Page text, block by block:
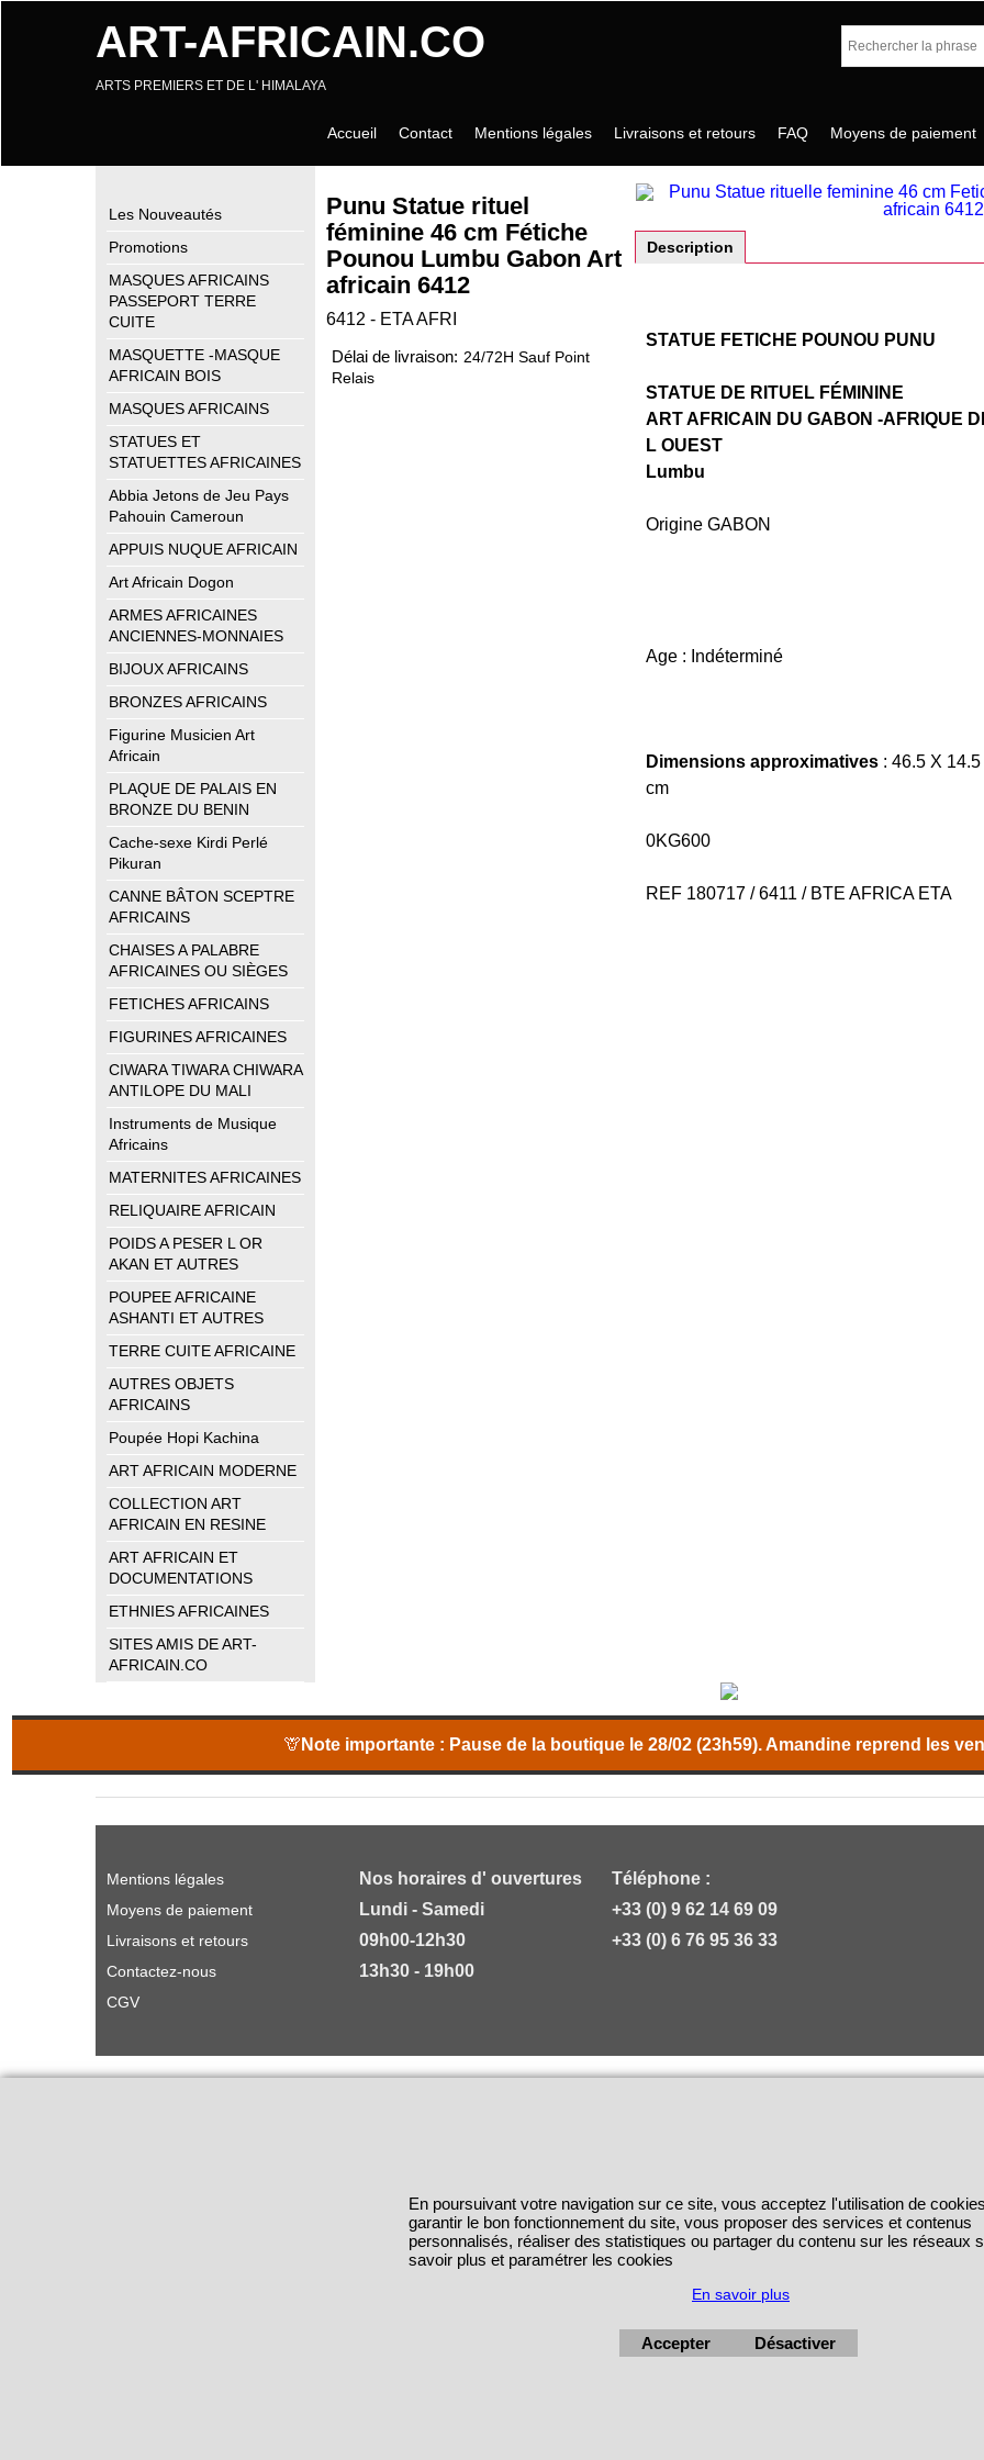
ART-AFRICAIN.CO
ARTS PREMIERS ET DE L' HIMALAYA
Accueil Contact Mentions légales Livraisons et retours FAQ Moyens de paiement
Les Nouveautés
Promotions
MASQUES AFRICAINS
PASSEPORT TERRE
CUITE
MASQUETTE -MASQUE
AFRICAIN BOIS
MASQUES AFRICAINS
STATUES ET
STATUETTES AFRICAINES
Abbia Jetons de Jeu Pays
Pahouin Cameroun
APPUIS NUQUE AFRICAIN
Art Africain Dogon
ARMES AFRICAINES
ANCIENNES-MONNAIES
BIJOUX AFRICAINS
BRONZES AFRICAINS
Figurine Musicien Art
Africain
PLAQUE DE PALAIS EN
BRONZE DU BENIN
Cache-sexe Kirdi Perlé
Pikuran
CANNE BÂTON SCEPTRE
AFRICAINS
CHAISES A PALABRE
AFRICAINES OU SIÈGES
FETICHES AFRICAINS
FIGURINES AFRICAINES
CIWARA TIWARA CHIWARA
ANTILOPE DU MALI
Instruments de Musique
Africains
MATERNITES AFRICAINES
RELIQUAIRE AFRICAIN
POIDS A PESER L OR
AKAN ET AUTRES
POUPEE AFRICAINE
ASHANTI ET AUTRES
TERRE CUITE AFRICAINE
AUTRES OBJETS
AFRICAINS
Poupée Hopi Kachina
ART AFRICAIN MODERNE
COLLECTION ART
AFRICAIN EN RESINE
ART AFRICAIN ET
DOCUMENTATIONS
ETHNIES AFRICAINES
SITES AMIS DE ART-
AFRICAIN.CO
Punu Statue rituel
féminine 46 cm Fétiche
Pounou Lumbu Gabon Art
africain 6412
6412 - ETA AFRI
Délai de livraison: 24/72H Sauf Point
Relais
Description
STATUE FETICHE POUNOU PUNU
STATUE DE RITUEL FÉMININE
ART AFRICAIN DU GABON -AFRIQUE
L OUEST
Lumbu
Origine GABON
Age : Indéterminé
Dimensions approximatives : 46.5 X 14.5
cm
0KG600
REF 180717 / 6411 / BTE AFRICA ETA
🦒 Note importante : Pause de la boutique le 28/02 (23h59). Amandine reprend les
Mentions légales
Moyens de paiement
Livraisons et retours
Contactez-nous
CGV
Nos horaires d' ouvertures
Lundi - Samedi
09h00-12h30
13h30 - 19h00
Téléphone :
+33 (0) 9 62 14 69 09
+33 (0) 6 76 95 36 33
En poursuivant votre navigation sur ce site, vous acceptez l'utilisation de
garantir le bon fonctionnement du site, vous proposer des services et contenus
personnalisés, réaliser des statistiques ou partager du contenu sur les réseaux
savoir plus et paramétrer les cookies
En savoir plus
Accepter Désactiver